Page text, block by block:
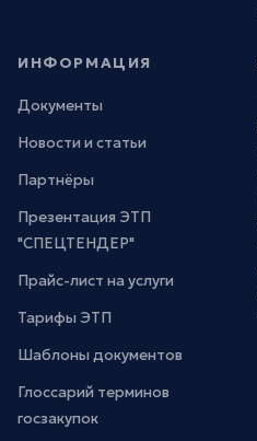
ИНФОРМАЦИЯ
Документы
Новости и статьи
Партнёры
Презентация ЭТП
"СПЕЦТЕНДЕР"
Прайс-лист на услуги
Тарифы ЭТП
Шаблоны документов
Глоссарий терминов
госзакупок